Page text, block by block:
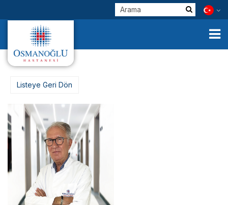
Kurumsal
Klinik Birimlerimiz
Check Up
Listeye Geri Dön